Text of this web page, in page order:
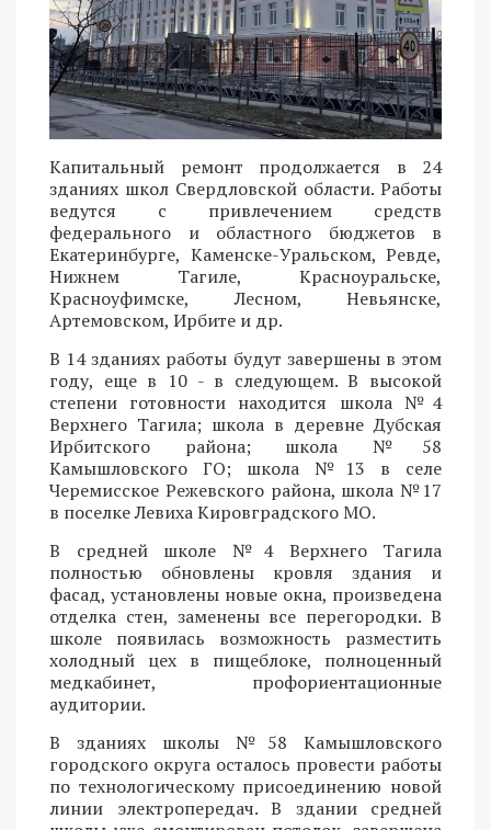
Капитальный ремонт продолжается в 24
зданиях школ Свердловской области. Работы
ведутся с привлечением средств
федерального и областного бюджетов в
Екатеринбурге, Каменске-Уральском, Ревде,
Нижнем Тагиле, Красноуральске,
Красноуфимске, Лесном, Невьянске,
Артемовском, Ирбите и др.
В 14 зданиях работы будут завершены в этом
году, еще в 10 - в следующем. В высокой
степени готовности находится школа №4
Верхнего Тагила; школа в деревне Дубская
Ирбитского района; школа №58
Камышловского ГО; школа №13 в селе
Черемисское Режевского района, школа №17
в поселке Левиха Кировградского МО.
В средней школе №4 Верхнего Тагила
полностью обновлены кровля здания и
фасад, установлены новые окна, произведена
отделка стен, заменены все перегородки. В
школе появилась возможность разместить
холодный цех в пищеблоке, полноценный
медкабинет, профориентационные
аудитории.
В зданиях школы №58 Камышловского
городского округа осталось провести работы
по технологическому присоединению новой
линии электропередач. В здании средней